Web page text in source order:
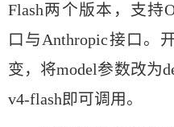
Flash两个版本，支持
口与Anthropic接口。
变，将model参数改为
v4-flash即可调用。